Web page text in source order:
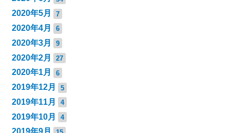
2020年5月 7
2020年4月 6
2020年3月 9
2020年2月 27
2020年1月 6
2019年12月 5
2019年11月 4
2019年10月 4